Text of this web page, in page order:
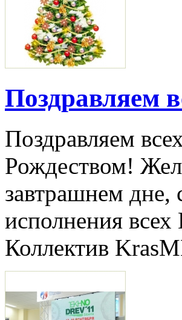
Поздравляем
Поздравляем
Рождеством!
завтрашнем дне,
исполнения
Коллектив